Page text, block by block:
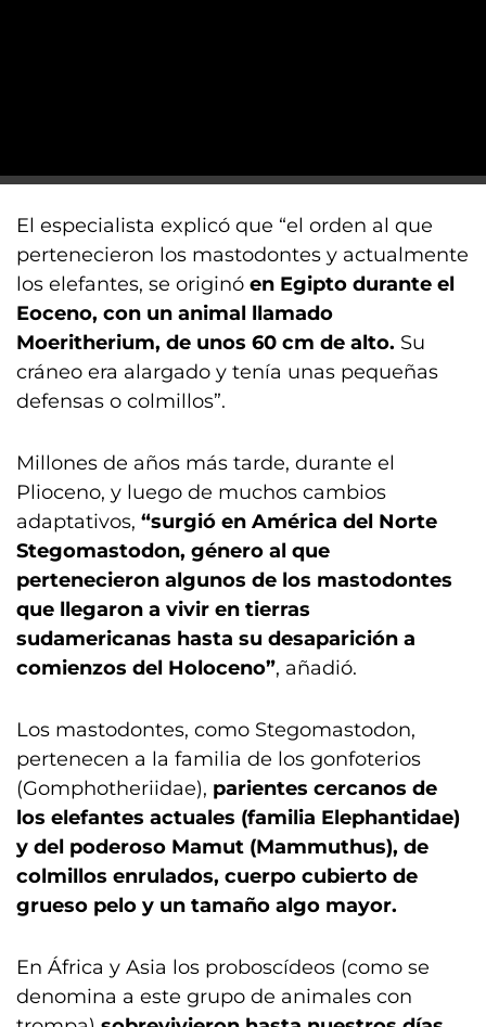
El especialista explicó que “el orden al que
pertenecieron los mastodontes y actualmente
los elefantes, se originó en Egipto durante el
Eoceno, con un animal llamado
Moeritherium, de unos 60 cm de alto. Su
cráneo era alargado y tenía unas pequeñas
defensas o colmillos”.
Millones de años más tarde, durante el
Plioceno, y luego de muchos cambios
adaptativos, “surgió en América del Norte
Stegomastodon, género al que
pertenecieron algunos de los mastodontes
que llegaron a vivir en tierras
sudamericanas hasta su desaparición a
comienzos del Holoceno”, añadió.
Los mastodontes, como Stegomastodon,
pertenecen a la familia de los gonfoterios
(Gomphotheriidae), parientes cercanos de
los elefantes actuales (familia Elephantidae)
y del poderoso Mamut (Mammuthus), de
colmillos enrulados, cuerpo cubierto de
grueso pelo y un tamaño algo mayor.
En África y Asia los proboscídeos (como se
denomina a este grupo de animales con